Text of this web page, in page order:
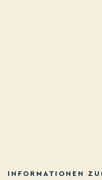
INFORMATIONEN